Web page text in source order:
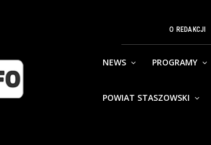
O REDAKCJI
NEWS PROGRAMY
POWIAT STASZOWSKI